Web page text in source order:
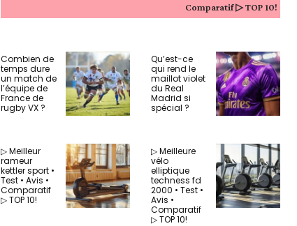
Comparatif ▷ TOP 10!
Combien de
temps dure
un match de
l’équipe de
France de
rugby VX ?
Qu’est-ce
qui rend le
maillot violet
du Real
Madrid si
spécial ?
▷ Meilleur
rameur
kettler sport •
Test • Avis •
Comparatif
▷ TOP 10!
▷ Meilleure
vélo
elliptique
techness fd
2000 • Test •
Avis •
Comparatif
▷ TOP 10!